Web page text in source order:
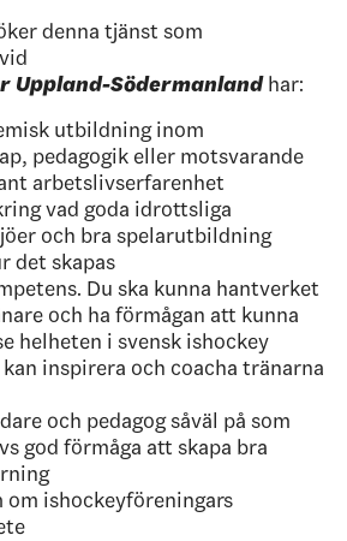
denna tjänst som
Uppland-Södermanlandhar:
utbildning inom
pedagogik eller motsvarande
arbetslivserfarenhet
vad goda idrottsliga
och bra spelarutbildning
det skapas
Du ska kunna hantverket
och ha förmågan att kunna
helheten i svensk ishockey
kan inspirera och coacha tränarna
och pedagog såväl på som
god förmåga att skapa bra
om ishockeyföreningars